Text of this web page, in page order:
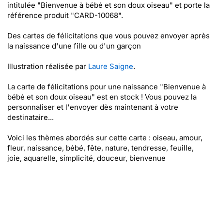
intitulée "Bienvenue à bébé et son doux oiseau" et porte la
référence produit "CARD-10068".
Des cartes de félicitations que vous pouvez envoyer après
la naissance d'une fille ou d'un garçon
Illustration réalisée par Laure Saigne.
La carte de félicitations pour une naissance "Bienvenue à
bébé et son doux oiseau" est en stock ! Vous pouvez la
personnaliser et l'envoyer dès maintenant à votre
destinataire...
Voici les thèmes abordés sur cette carte : oiseau, amour,
fleur, naissance, bébé, fête, nature, tendresse, feuille,
joie, aquarelle, simplicité, douceur, bienvenue